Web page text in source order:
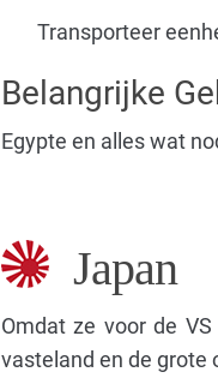
Transporteer
Belangrijke
Egypte en alles wat
Japan
Omdat ze voor de
vasteland en de grote